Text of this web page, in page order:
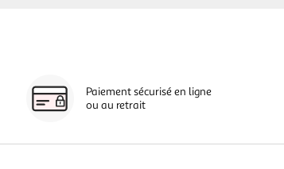
Paiement sécurisé en ligne
ou au retrait